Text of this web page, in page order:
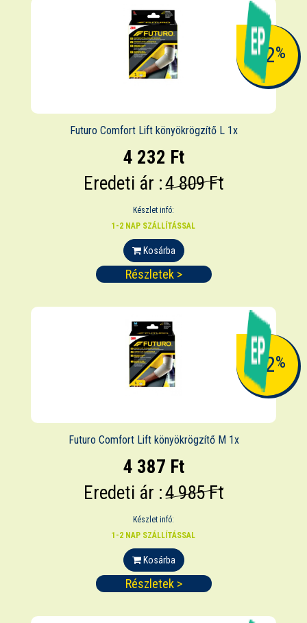
-12%
Futuro Comfort Lift könyökrögzítő L 1x
4 232 Ft
Eredeti ár :4 809 Ft
Készlet infó:
1-2 NAP SZÁLLÍTÁSSAL
Kosárba
Részletek >
-12%
Futuro Comfort Lift könyökrögzítő M 1x
4 387 Ft
Eredeti ár :4 985 Ft
Készlet infó:
1-2 NAP SZÁLLÍTÁSSAL
Kosárba
Részletek >